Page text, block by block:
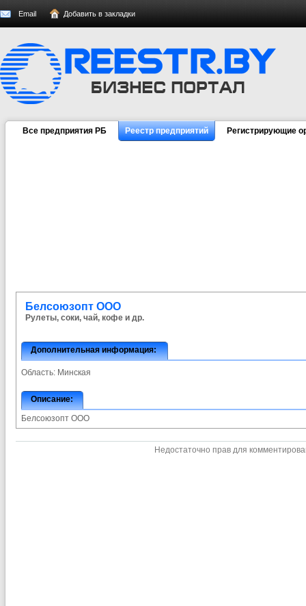
Email Добавить в закладки
Все предприятия РБ Реестр предприятий Регистрирующие
Белсоюзопт ООО
Рулеты, соки, чай, кофе и др.
Дополнительная информация:
Область: Минская
Описание:
Белсоюзопт ООО
Недостаточно прав для